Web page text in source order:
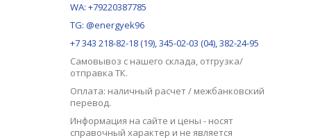
WA: +79220387785
TG: @energyek96
+7 343 218-82-18 (19), 345-02-03 (04), 382-24-95
Самовывоз с нашего склада, отгрузка/
отправка ТК.
Оплата: наличный расчет / межбанковский
перевод.
Информация на сайте и цены - носят
справочный характер и не является